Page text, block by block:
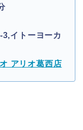
イトーヨーカ
アリオ葛西店